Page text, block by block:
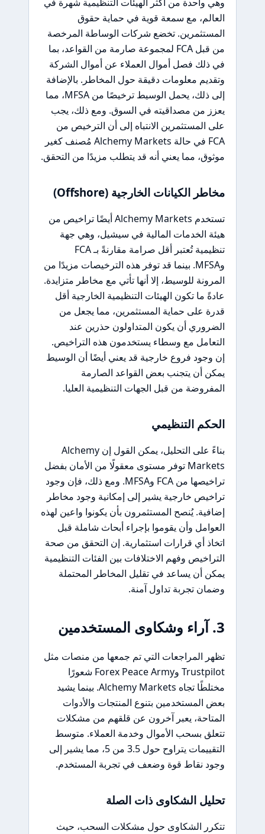
وهي واحدة من أكثر الهيئات التنظيمية شهرة في
العالم، مع سمعة قوية في حماية حقوق
المستثمرين. تخضع شركات الوساطة المرخصة
من قبل FCA لمجموعة صارمة من القواعد، بما
في ذلك فصل أموال العملاء عن أموال الشركة
وتقديم معلومات دقيقة حول المخاطر. بالإضافة
إلى ذلك، يحمل الوسيط ترخيصًا من MFSA، مما
يعزز من مصداقيته في السوق. ومع ذلك، يجب
على المستثمرين الانتباه إلى أن الترخيص من
FCA في حالة Alchemy Markets مُصنف كغير
موثوق، مما يعني أنه قد يتطلب مزيدًا من التحقق.
مخاطر الكيانات الخارجية (Offshore)
تستخدم Alchemy Markets أيضًا تراخيص من
هيئة الخدمات المالية في سيشيل، وهي جهة
تنظيمية تُعتبر أقل صرامة مقارنةً بـ FCA
وMFSA. بينما قد توفر هذه الترخيصات مزيدًا من
المرونة للوسيط، إلا أنها تأتي مع مخاطر متزايدة.
عادةً ما تكون الهيئات التنظيمية الخارجية أقل
قدرة على حماية المستثمرين، مما يجعل من
الضروري أن يكون المتداولون حذرين عند
التعامل مع وسطاء يستخدمون هذه التراخيص.
إن وجود فروع خارجية قد يعني أيضًا أن الوسيط
يمكن أن يتجنب بعض القواعد الصارمة
المفروضة من قبل الجهات التنظيمية العليا.
الحكم التنظيمي
بناءً على التحليل، يمكن القول إن Alchemy
Markets توفر مستوى معقولًا من الأمان بفضل
تراخيصها من FCA وMFSA. ومع ذلك، فإن وجود
تراخيص خارجية يشير إلى إمكانية وجود مخاطر
إضافية. يُنصح المستثمرون بأن يكونوا واعين لهذه
العوامل وأن يقوموا بإجراء أبحاث شاملة قبل
اتخاذ أي قرارات استثمارية. إن التحقق من صحة
التراخيص وفهم الاختلافات بين الفئات التنظيمية
يمكن أن يساعد في تقليل المخاطر المحتملة
وضمان تجربة تداول آمنة.
3. آراء وشكاوى المستخدمين
تظهر المراجعات التي تم جمعها من منصات مثل
Trustpilot وForex Peace Army شعورًا
مختلطًا تجاه Alchemy Markets. بينما يشيد
بعض المستخدمين بتنوع المنتجات والأدوات
المتاحة، يعبر آخرون عن قلقهم من مشكلات
تتعلق بسحب الأموال وخدمة العملاء. متوسط
التقييمات يتراوح حول 3.5 من 5، مما يشير إلى
وجود نقاط قوة وضعف في تجربة المستخدم.
تحليل الشكاوى ذات الصلة
تتكرر الشكاوى حول مشكلات السحب، حيث